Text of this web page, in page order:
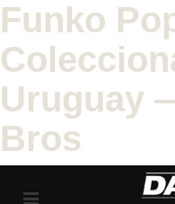
Funko
Uruguay
Bros